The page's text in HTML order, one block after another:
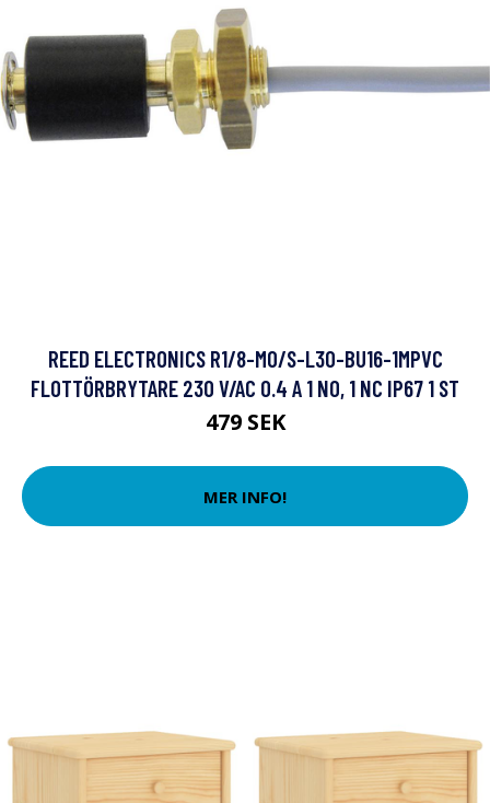
REED ELECTRONICS R1/8-MO/S-L30-BU16-1MPVC
FLOTTÖRBRYTARE 230 V/AC 0.4 A 1 NO, 1 NC IP67 1 ST
479 SEK
MER INFO!